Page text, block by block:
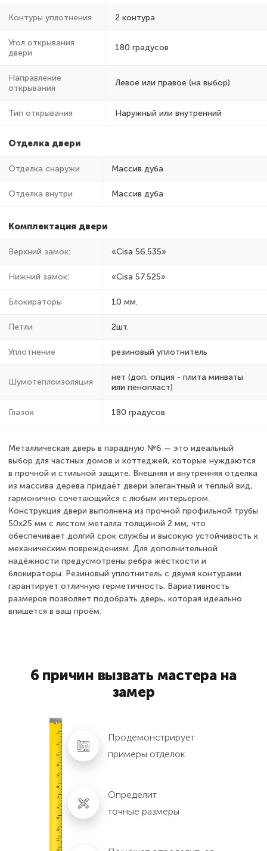
Контуры уплотнения 2 контура
Угол открывания
двери
180 градусов
Направление
открывания
Левое или правое (на выбор)
Тип открывания Наружный или внутренний
Отделка двери
Отделка снаружи Массив дуба
Отделка внутри Массив дуба
Комплектация двери
Верхний замок: «Cisa 56.535»
Нижний замок: «Cisa 57.525»
Блокираторы 10 мм.
Петли 2шт.
Уплотнение резиновый уплотнитель
Шумотеплоизоляция
нет (доп. опция - плита минваты
или пенопласт)
Глазок 180 градусов
Металлическая дверь в парадную №6 — это идеальный
выбор для частных домов и коттеджей, которые нуждаются
в прочной и стильной защите. Внешняя и внутренняя отделка
из массива дерева придаёт двери элегантный и тёплый вид,
гармонично сочетающийся с любым интерьером.
Конструкция двери выполнена из прочной профильной трубы
50х25 мм с листом металла толщиной 2 мм, что
обеспечивает долгий срок службы и высокую устойчивость к
механическим повреждениям. Для дополнительной
надёжности предусмотрены ребра жёсткости и
блокираторы. Резиновый уплотнитель с двумя контурами
гарантирует отличную герметичность. Вариативность
размеров позволяет подобрать дверь, которая идеально
впишется в ваш проём.
6 причин вызвать мастера на
замер
Продемонстрирует
примеры отделок
Определит
точные размеры